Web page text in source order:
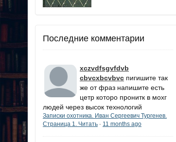
Последние комментарии
xczvdfsgvfdvb
cbvcxbcvbvc пигишите так
же от фраз напишите есть
цетр которо пронитк в мохг
людей через высок технологий
Записки охотника. Иван Сергеевич Тургенев.
Страница 1. Читать · 11 months ago